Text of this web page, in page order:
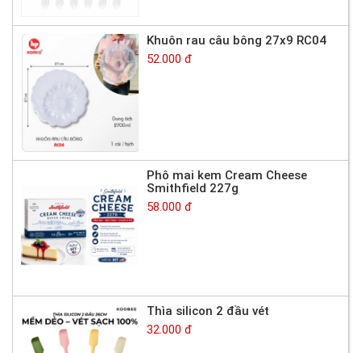
Khuôn rau câu bông 27x9 RC04
52.000 đ
Phô mai kem Cream Cheese
Smithfield 227g
58.000 đ
Thìa silicon 2 đầu vét
32.000 đ